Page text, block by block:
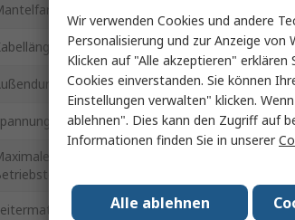
100m
4.8mm
450, 750V
Kupfer blank
Wir verwenden Cookies und andere
Personalisierung und zur Anzeige
Klicken auf "Alle akzeptieren"
Cookies einverstanden. Sie können
Einstellungen verwalten" klicken.
ablehnen". Dies kann den Zugriff auf
Informationen finden Sie in unserer
Alle ablehnen